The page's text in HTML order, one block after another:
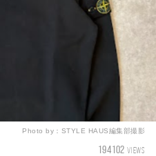
Photo by： STYLE HAUS編集部撮影
194102 VIEWS